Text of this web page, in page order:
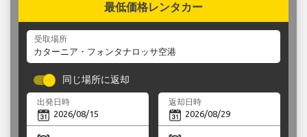
最低価格レンタカー
受取場所
同じ場所に返却
出発日時 返却日時